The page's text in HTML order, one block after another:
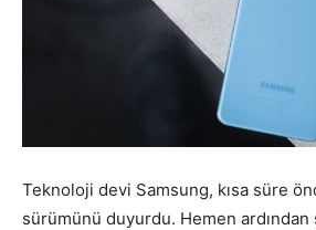
Teknoloji devi Samsung, kısa süre
sürümünü duyurdu. Hemen